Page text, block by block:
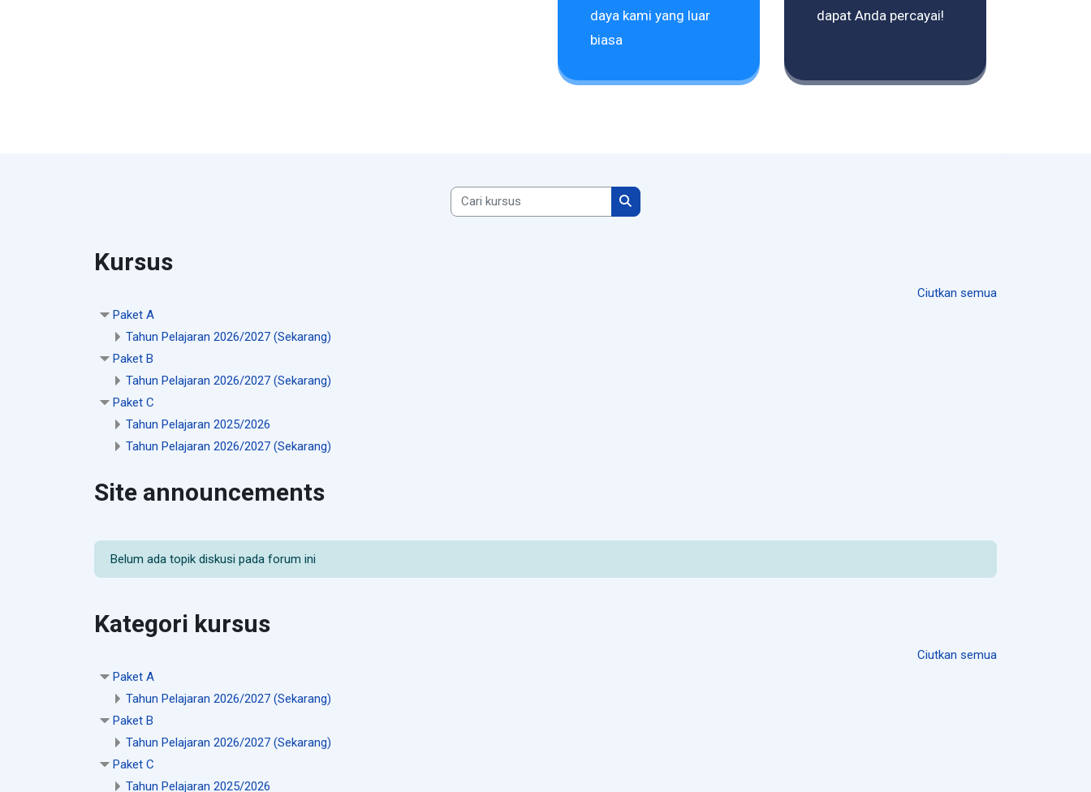
daya kami yang luar
biasa
dapat Anda percayai!
Cari kursus
Cari kursus
Kursus
Ciutkan semua
Paket A
Tahun Pelajaran 2026/2027 (Sekarang)
Paket B
Tahun Pelajaran 2026/2027 (Sekarang)
Paket C
Tahun Pelajaran 2025/2026
Tahun Pelajaran 2026/2027 (Sekarang)
Site announcements
Belum ada topik diskusi pada forum ini
Kategori kursus
Ciutkan semua
Paket A
Tahun Pelajaran 2026/2027 (Sekarang)
Paket B
Tahun Pelajaran 2026/2027 (Sekarang)
Paket C
Tahun Pelajaran 2025/2026